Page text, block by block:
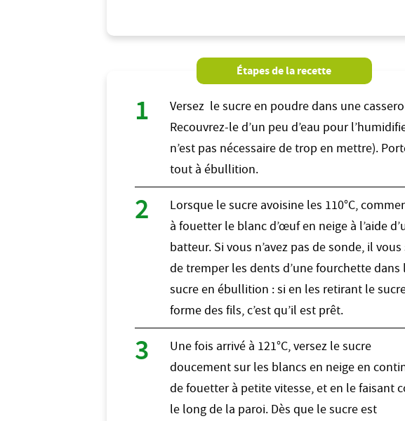
Étapes de la recette
Versez le sucre en poudre dans une
Recouvrez-le d’un peu d’eau pour
n’est pas nécessaire de trop en mettre).
tout à ébullition.
Lorsque le sucre avoisine les 110°C,
à fouetter le blanc d’œuf en neige à l’aide
batteur. Si vous n’avez pas de sonde, il
de tremper les dents d’une fourchette dans
sucre en ébullition : si en les retirant le
forme des fils, c’est qu’il est prêt.
Une fois arrivé à 121°C, versez le sucre
doucement sur les blancs en neige en
de fouetter à petite vitesse, et en le faisant
le long de la paroi. Dès que le sucre est